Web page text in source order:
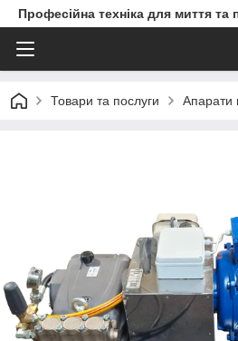
Професійна техніка для миття
Товари та послуги Апарати